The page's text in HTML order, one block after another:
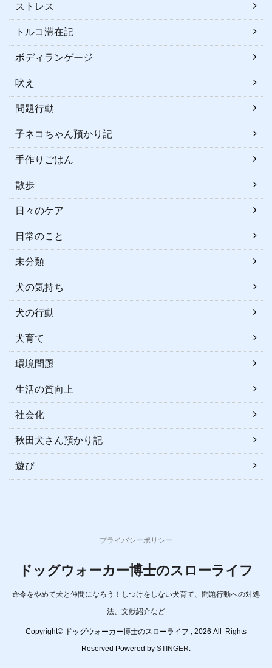
ストレス
トルコ滞在記
ボディランゲージ
吠え
問題行動
子ネコちゃん預かり記
手作りごはん
散歩
日々のケア
日常のこと
未分類
犬の気持ち
犬の行動
犬育て
環境問題
生活の質向上
社会化
秋田犬さん預かり記
遊び
プライバシーポリシー
ドッグウォーカー博士のスローライフ
命令をやめて犬と仲間になろう！しつけをしない犬育て、問題行動への対処
法、文献紹介など
Copyright© ドッグウォーカー博士のスローライフ , 2026 All Rights
Reserved Powered by STINGER